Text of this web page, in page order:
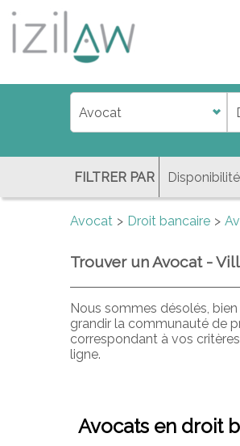
jdadi
fl
FILTRER PAR
Avocat Droit bancaire
Trouver un Avocat -
Nous sommes désolés,
grandir la communauté de
correspondant à vos
ligne.
Avocats en droit